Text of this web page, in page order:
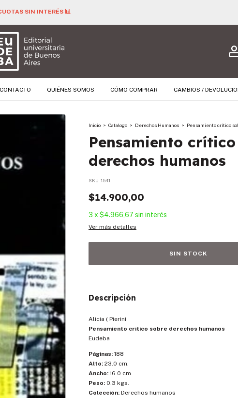
SIN INTERÉS 📊
CONTACTO QUIÉNES SOMOS CÓMO COMPRAR CAMBIOS /
Inicio > Catalogo > Derechos Humanos > Pensamiento crítico
Pensamiento
derechos humanos
SKU: 1541
$14.900,00
3 x $4.966,67 sin interés
Ver más detalles
Descripción
Alicia ( Pierini
Pensamiento crítico sobre derechos humanos
Eudeba
Páginas: 188
Alto: 23.0 cm.
Ancho: 16.0 cm.
Peso: 0.3 kgs.
Colección: Derechos humanos